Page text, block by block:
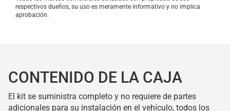
respectivos dueños, su uso es meramente informativo y no implica
aprobación.
CONTENIDO DE LA CAJA
El kit se suministra completo y no requiere de partes
adicionales para su instalación en el vehículo, todos los